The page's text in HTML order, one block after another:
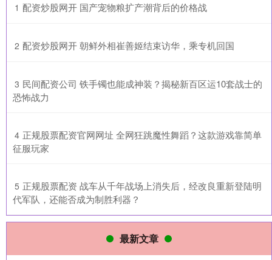
1 ​配资炒股网开 国产宠物粮扩产潮背后的价格战
2 ​配资炒股网开 朝鲜外相崔善姬结束访华，乘专机回国
3 ​民间配资公司 铁手镯也能成神装？揭秘新百区运10套战士的
恐怖战力
4 ​正规股票配资官网网址 全网狂跳魔性舞蹈？这款游戏靠简单
征服玩家
5 ​正规股票配资 战车从千年战场上消失后，经改良重新登陆明
代军队，还能否成为制胜利器？
最新文章